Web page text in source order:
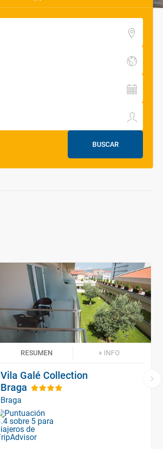
BUSCAR
RESUMEN + INFO
Vila Galé Collection
Braga
Braga